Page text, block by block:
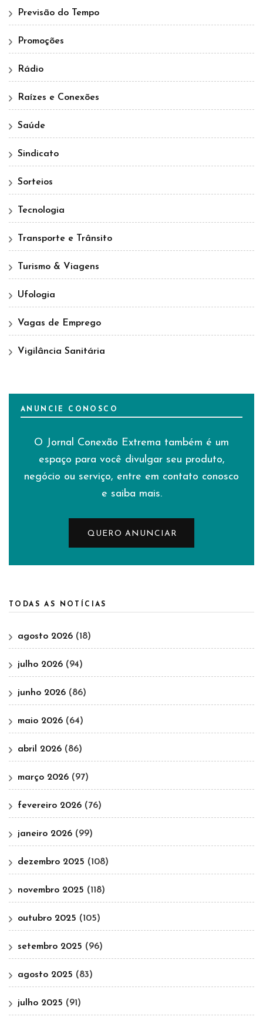
Previsão do Tempo
Promoções
Rádio
Raízes e Conexões
Saúde
Sindicato
Sorteios
Tecnologia
Transporte e Trânsito
Turismo & Viagens
Ufologia
Vagas de Emprego
Vigilância Sanitária
ANUNCIE CONOSCO
O Jornal Conexão Extrema também é um
espaço para você divulgar seu produto,
negócio ou serviço, entre em contato conosco
e saiba mais.
QUERO ANUNCIAR
TODAS AS NOTÍCIAS
agosto 2026 (18)
julho 2026 (94)
junho 2026 (86)
maio 2026 (64)
abril 2026 (86)
março 2026 (97)
fevereiro 2026 (76)
janeiro 2026 (99)
dezembro 2025 (108)
novembro 2025 (118)
outubro 2025 (105)
setembro 2025 (96)
agosto 2025 (83)
julho 2025 (91)